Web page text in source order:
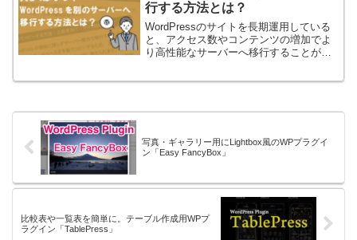
行する方法とは？
WordPressのサイトを長期運用している
と、アクセス数やコンテンツの増加でよ
り高性能なサーバーへ移行することがあ
行するにはいくつかの方法があるので、
写真・ギャラリー用にLightbox風のWPプラグイ
ン「Easy FancyBox」
比較表や一覧表を簡単に。テーブル作成用WPプ
ラグイン「TablePress」